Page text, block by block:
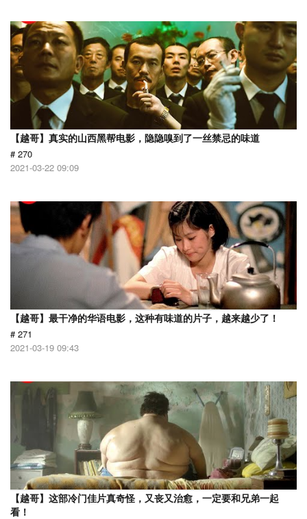
【越哥】真实的山西黑帮电影，隐隐嗅到了一丝禁忌的味道
# 270
2021-03-22 09:09
【越哥】最干净的华语电影，这种有味道的片子，越来越少了！
# 271
2021-03-19 09:43
【越哥】这部冷门佳片真奇怪，又丧又治愈，一定要和兄弟一起
看！